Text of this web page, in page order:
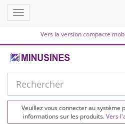
Vers la version compacte
Toggle
navigation
Veuillez vous connecter au système
informations sur les produits.Vers